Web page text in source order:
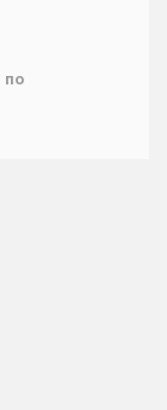
по